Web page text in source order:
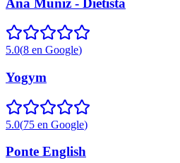
5.0(8 en Google)
Yogym
5.0(75 en Google)
Ponte English